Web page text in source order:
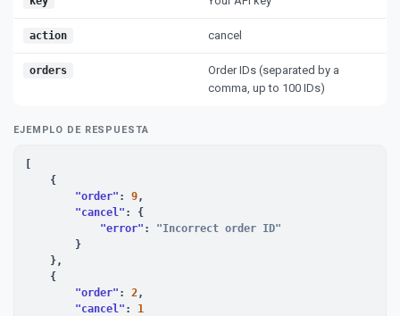
action cancel
orders
Order IDs (separated by a
comma, up to 100 IDs)
EJEMPLO DE RESPUESTA
"order" : 9,
"cancel" : {
"error" : "Incorrect order ID"
"order" : 2,
"cancel" : 1